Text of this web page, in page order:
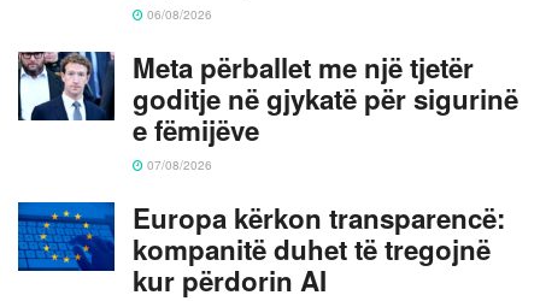
06/08/2026
Meta përballet me një tjetër
goditje në gjykatë për sigurinë
e fëmijëve
07/08/2026
Europa kërkon transparencë:
kompanitë duhet të tregojnë
kur përdorin AI